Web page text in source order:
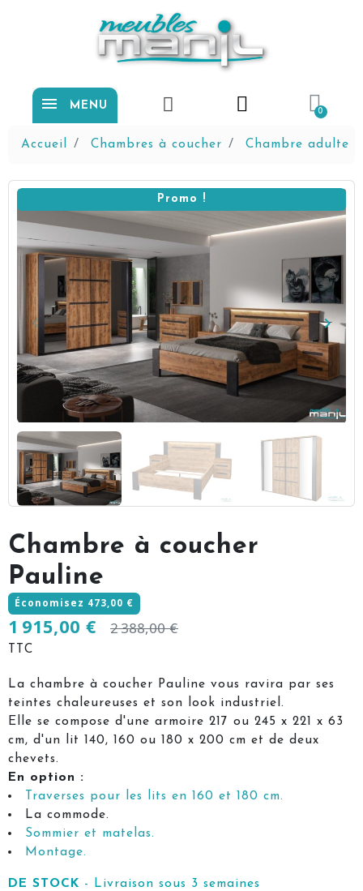
MENU
Accueil Chambres à coucher Chambre adulte
Promo !
Précédent
keyboard_arrow_left keyboard_arrow_right
Chambre à coucher
Pauline
Économisez 473,00 €
1 915,00 € 2 388,00 €
TTC
La chambre à coucher Pauline vous ravira par ses
teintes chaleureuses et son look industriel.
Elle se compose d'une armoire 217 ou 245 x 221 x 63
cm, d'un lit 140, 160 ou 180 x 200 cm et de deux
chevets.
En option :
Traverses pour les lits en 160 et 180 cm.
La commode.
Sommier et matelas.
Montage.
DE STOCK - Livraison sous 3 semaines